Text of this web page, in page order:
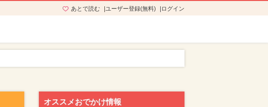
あとで読む ユーザー登録(無料) ログイン
オススメおでかけ情報